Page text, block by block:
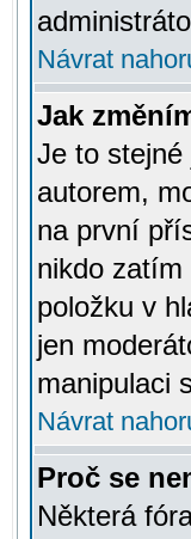
Návrat
Jak
Je to
autorem,
na první
nikdo zatím
položku v
jen
manipulaci
Návrat
Proč se
Některá